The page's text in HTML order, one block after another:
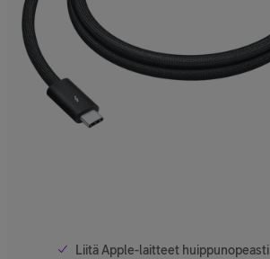
Liitä Apple-laitteet huippunopeasti